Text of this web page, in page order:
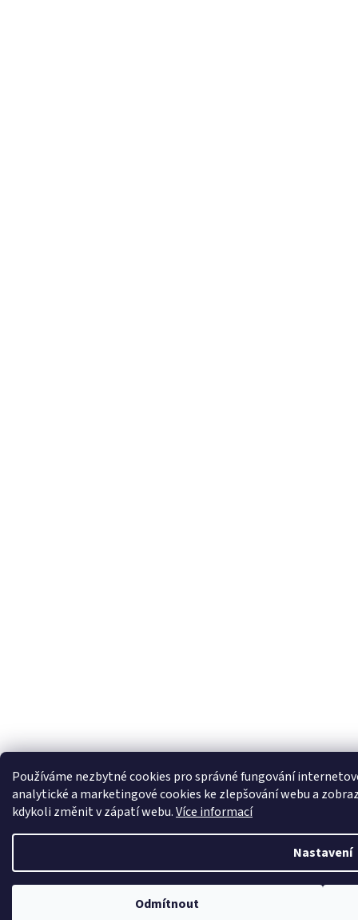
Používáme nezbytné cookies pro správné fungování
analytické a marketingové cookies ke zlepšování webu a
kdykoli změnit v zápatí webu.Více informací
Nastavení
Odmítnout